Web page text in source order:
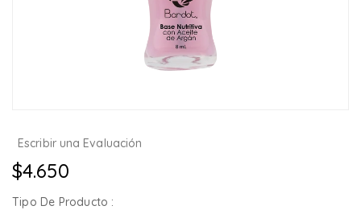
Escribir una Evaluación
Precio
habitual
$4.650
Tipo De Producto :